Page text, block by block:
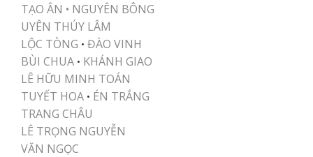
TẠO ÂN • NGUYÊN BÔNG
UYÊN THÚY LÂM
LỘC TÒNG • ĐÀO VINH
BÙI CHUA • KHÁNH GIAO
LÊ HỮU MINH TOÁN
TUYẾT HOA • ÉN TRẮNG
TRANG CHÂU
LÊ TRỌNG NGUYỄN
VĂN NGỌC